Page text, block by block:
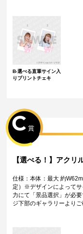
B-選べる直筆サイン入
りプリントチェキ
C 賞
【選べる！】アクリ
仕様：本体：最大 約
定）※デザインによって
力にて「景品選択」が必
ジ下部のギャラリーよりご